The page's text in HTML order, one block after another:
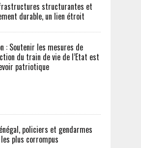
structurantes et
durable, un lien étroit
: Soutenir les mesures de
du train de vie de l’Etat est
patriotique
policiers et gendarmes
plus corrompus